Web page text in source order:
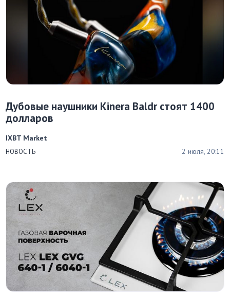
Дубовые наушники Kinera Baldr стоят 1400
долларов
НОВОСТЬ 2 июля, 20:11
IXBT Market